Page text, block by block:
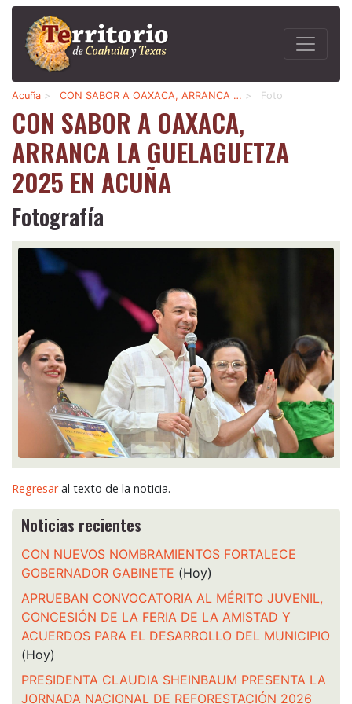
Acuña > CON SABOR A OAXACA, ARRANCA … > Foto
CON SABOR A OAXACA,
ARRANCA LA GUELAGUETZA
2025 EN ACUÑA
Fotografía
Regresaral texto de la noticia.
Noticias recientes
CON NUEVOS NOMBRAMIENTOS FORTALECE
GOBERNADOR GABINETE (Hoy)
APRUEBAN CONVOCATORIA AL MÉRITO JUVENIL,
CONCESIÓN DE LA FERIA DE LA AMISTAD Y
ACUERDOS PARA EL DESARROLLO DEL MUNICIPIO
(Hoy)
PRESIDENTA CLAUDIA SHEINBAUM PRESENTA LA
JORNADA NACIONAL DE REFORESTACIÓN 2026